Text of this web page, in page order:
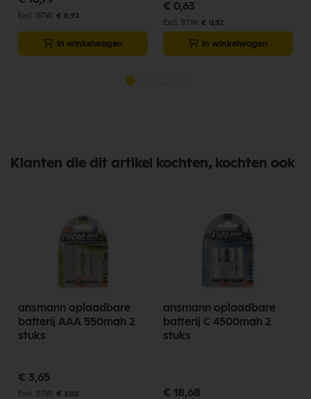
€ 8,92
In winkelwagen
€ 0,63
€ 0,52
In winkelwagen
Klanten die dit artikel kochten, kochten ook
ansmann oplaadbare
batterij AAA 550mah 2
stuks
Speciale
prijs
€ 3,65
€ 3,02
ansmann oplaadbare
batterij C 4500mah 2
stuks
€ 18,68